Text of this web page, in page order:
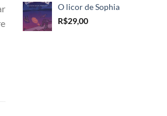
O licor de Sophia
R$29,00